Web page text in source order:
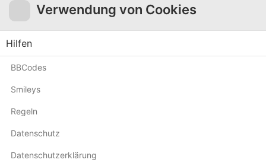
Verwendung von Cookies
Hilfen
BBCodes
Smileys
Regeln
Datenschutz
Datenschutzerklärung